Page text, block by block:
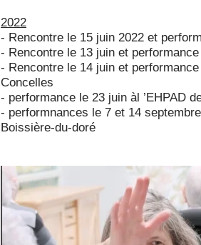
2022
- Rencontre le 15 juin 2022 et
- Rencontre le 13 juin et
- Rencontre le 14 juin et
Concelles
- performance le 23 juin àl ’EHPAD
- performnances le 7 et 14
Boissière-du-doré